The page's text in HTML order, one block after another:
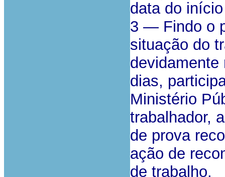
data do
3 — Findo o
situação do
devidamente
dias,
Ministério
trabalhador,
de prova
ação de
de trabalho.